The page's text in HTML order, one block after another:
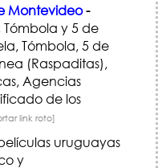
Montevideo-
Tómbola y 5 de
Tómbola, 5 de
(Raspaditas),
Agencias
de los
link roto]
uruguayas
y